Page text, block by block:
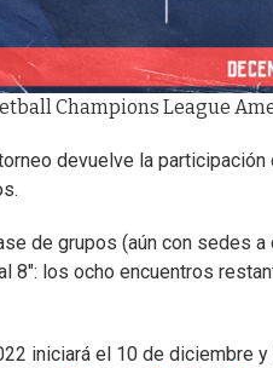
Champions League
devuelve la
de grupos (aún con sedes
8": los ocho encuentros
iniciará el 10 de diciembre